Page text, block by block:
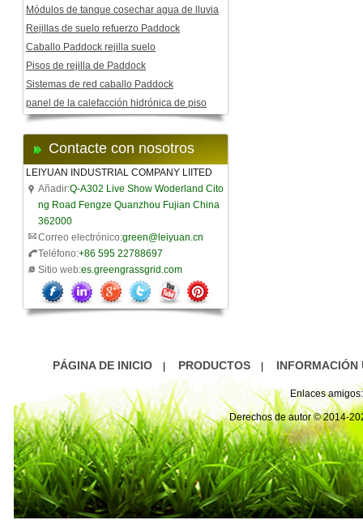
Módulos de tanque cosechar agua de lluvia
Rejillas de suelo refuerzo Paddock
Caballo Paddock rejilla suelo
Pisos de rejilla de Paddock
Sistemas de red caballo Paddock
panel de la calefacción hidrónica de piso
Contacte con nosotros
LEIYUAN INDUSTRIAL COMPANY LIITED
Añadir:Q-A302 Live Show Woderland Cito
ng Road Fengze Quanzhou Fujian China
362000
Correo electrónico:green@leiyuan.cn
Teléfono:+86 595 22788697
Sitio web:es.greengrassgrid.com
PÁGINA DE INICIO PRODUCTOS INFORMACIÓN
Enlaces amigos:
Derechos de autor © 2014-